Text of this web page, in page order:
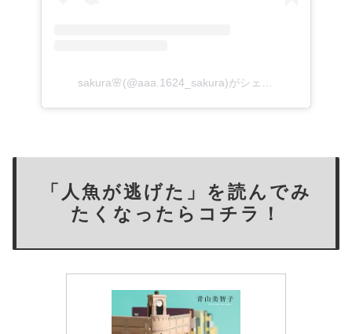
「人魚が逃げた」を読んでみ
たくなったらコチラ！